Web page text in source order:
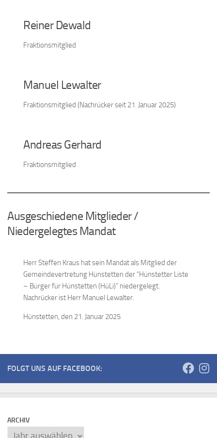
Reiner Dewald
Fraktionsmitglied
Manuel Lewalter
Fraktionsmitglied (Nachrücker seit 21. Januar 2025)
Andreas Gerhard
Fraktionsmitglied
Ausgeschiedene Mitglieder /
Niedergelegtes Mandat
Herr Steffen Kraus hat sein Mandat als Mitglied der
Gemeindevertretung Hünstetten der “Hünstetter Liste
– Bürger für Hünstetten (HüLi)” niedergelegt.
Nachrücker ist Herr Manuel Lewalter.
Hünstetten, den 21. Januar 2025
FOLGT UNS AUF FACEBOOK:
ARCHIV
Archiv